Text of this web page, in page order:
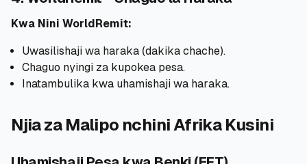
Kwa Nini WorldRemit:
Uwasilishaji wa haraka (dakika chache).
Chaguo nyingi za kupokea pesa.
Inatambulika kwa uhamishaji wa haraka.
Njia za Malipo nchini Afrika Kusini